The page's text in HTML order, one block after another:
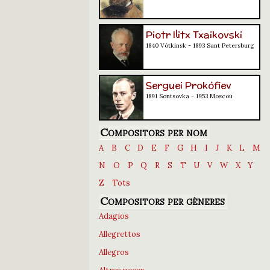
Piotr Ilitx Txaikovski
1840 Vótkinsk - 1893 Sant Petersburg
Serguei Prokófiev
1891 Sontsovka - 1953 Moscou
Compositors per nom
A B C D E F G H I J K L
M
N
O P Q R S T U V W X
Y
Z
Tots
Compositors per gèneres
Adagios
Allegrettos
Allegros